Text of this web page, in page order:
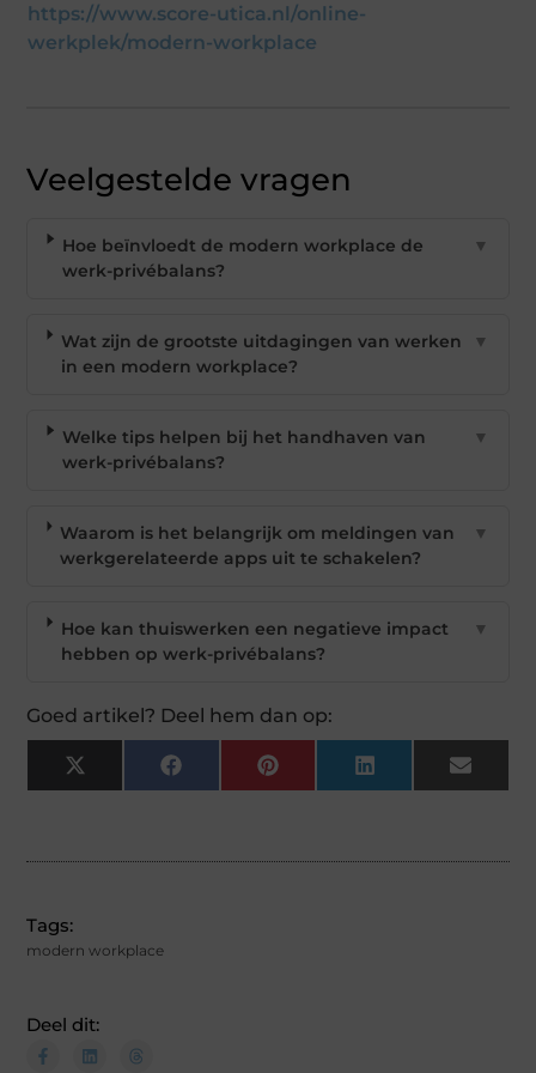
https://www.score-utica.nl/online-
werkplek/modern-workplace
Veelgestelde vragen
Hoe beïnvloedt de modern workplace de
werk-privébalans?
▼
Wat zijn de grootste uitdagingen van werken
in een modern workplace?
▼
Welke tips helpen bij het handhaven van
werk-privébalans?
▼
Waarom is het belangrijk om meldingen van
werkgerelateerde apps uit te schakelen?
▼
Hoe kan thuiswerken een negatieve impact
hebben op werk-privébalans?
▼
Goed artikel? Deel hem dan op:
X
(Twitter)
Facebook Pinterest LinkedIn Email
Tags:
modern workplace
Deel dit: